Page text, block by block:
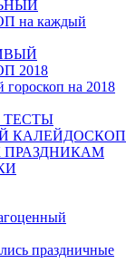
на каждый
2018
на 2018
ТЕСТЫ
КАЛЕЙДОСКОП
ПРАЗДНИКАМ
праздничные